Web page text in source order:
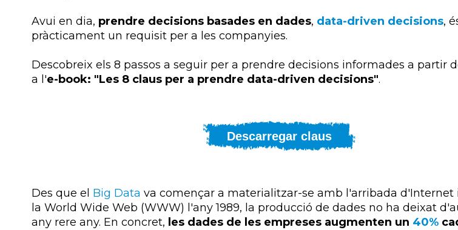
Avui en dia, prendre decisions basades en dades, data-driven decisions,
pràcticament un requisit per a les companyies.
Descobreix els 8 passos a seguir per a prendre decisions informades a partir
a l'e-book: "Les 8 claus per a prendre data-driven decisions".
Descarregar claus
Des que el Big Data va començar a materialitzar-se amb l'arribada d'Internet
la World Wide Web (WWW) l'any 1989, la producció de dades no ha deixat
any rere any. En concret, les dades de les empreses augmenten un 40%